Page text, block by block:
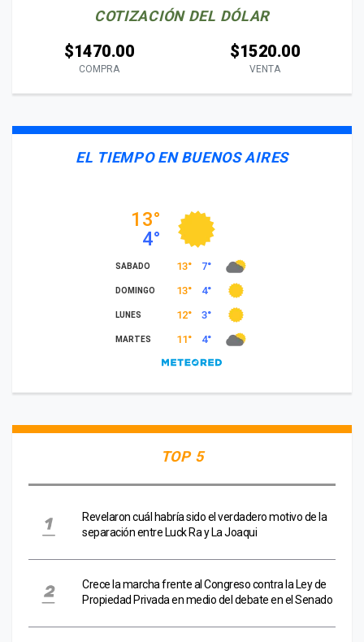
COTIZACIÓN DEL DÓLAR
$1470.00
COMPRA
$1520.00
VENTA
EL TIEMPO EN BUENOS AIRES
TOP 5
Revelaron cuál habría sido el verdadero motivo de la
separación entre Luck Ra y La Joaqui
Crece la marcha frente al Congreso contra la Ley de
Propiedad Privada en medio del debate en el Senado